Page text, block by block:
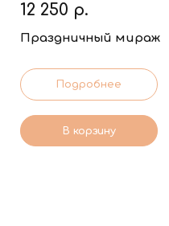
12 250 р.
Праздничный мираж
Подробнее
В корзину